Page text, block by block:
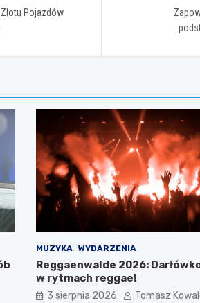
Pojazdów
MUZYKA WYDARZENIA
Reggaenwalde 2026:
w rytmach reggae!
3 sierpnia 2026 Tomasz